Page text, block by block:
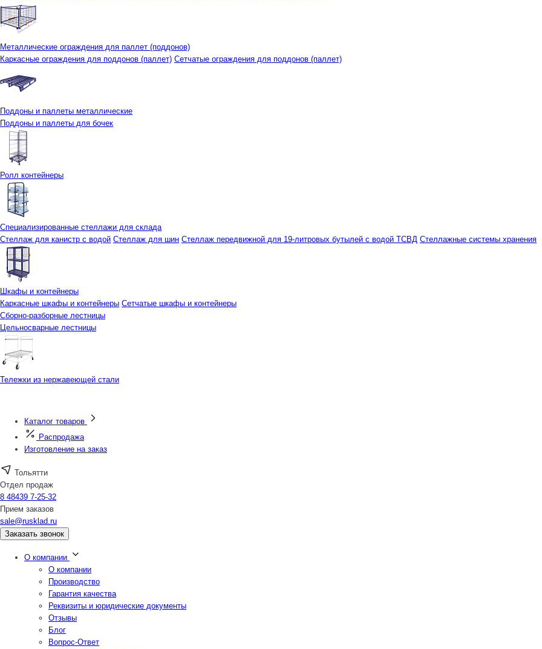
Металлические ограждения для паллет (поддонов)
Каркасные ограждения для поддонов (паллет) Сетчатые ограждения для поддонов (паллет)
Поддоны и паллеты металлические
Поддоны и паллеты для бочек
Ролл контейнеры
Специализированные стеллажи для склада
Стеллаж для канистр с водой Стеллаж для шин Стеллаж передвижной для 19-литровых бутылей с водой ТСВД Стеллажные системы хранения
Шкафы и контейнеры
Каркасные шкафы и контейнеры Сетчатые шкафы и контейнеры
Сборно-разборные лестницы
Цельносварные лестницы
Тележки из нержавеющей стали
Каталог товаров
Распродажа
Изготовление на заказ
Тольятти
Отдел продаж
8 48439 7-25-32
Прием заказов
sale@rusklad.ru
Заказать звонок
О компании
О компании
Производство
Гарантия качества
Реквизиты и юридические документы
Отзывы
Блог
Вопрос-Ответ